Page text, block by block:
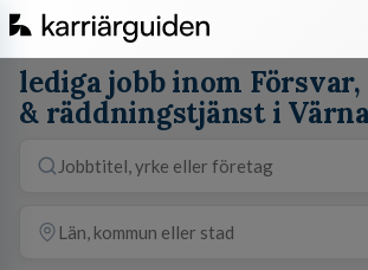
lediga jobb inom
& räddningstjänst i